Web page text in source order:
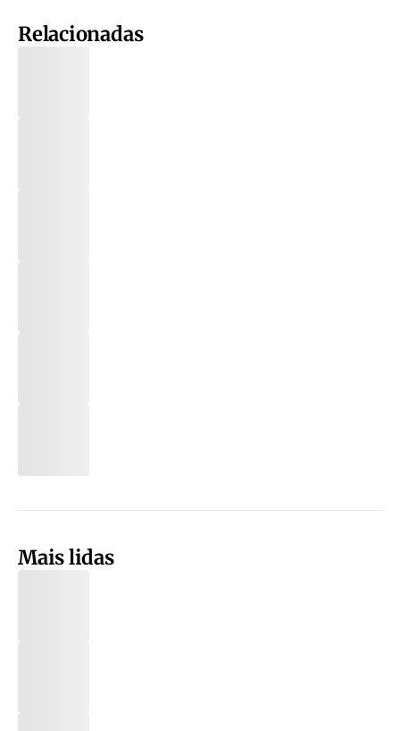
Relacionadas
Mais lidas